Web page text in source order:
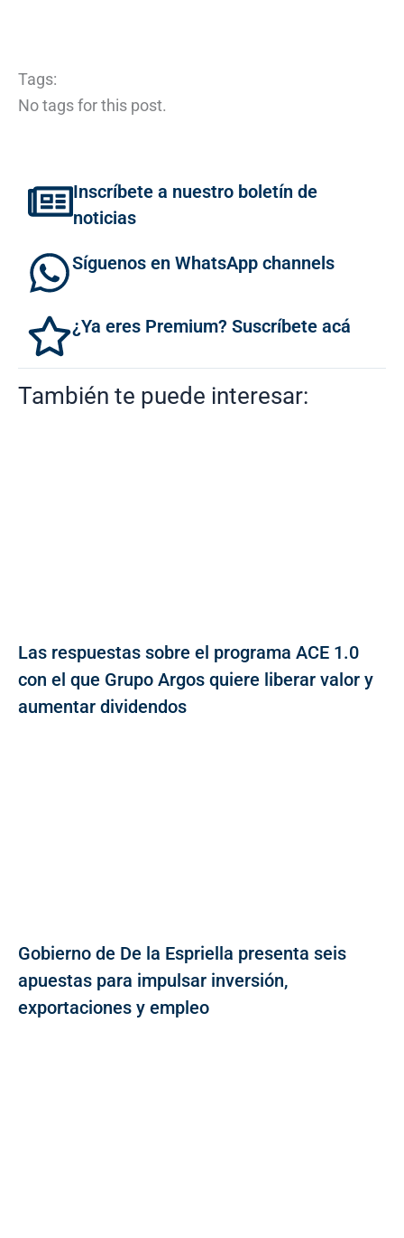
Tags:
No tags for this post.
Inscríbete a nuestro boletín de
noticias
Síguenos en WhatsApp channels
¿Ya eres Premium? Suscríbete acá
También te puede interesar:
Las respuestas sobre el programa ACE 1.0
con el que Grupo Argos quiere liberar valor y
aumentar dividendos
Gobierno de De la Espriella presenta seis
apuestas para impulsar inversión,
exportaciones y empleo